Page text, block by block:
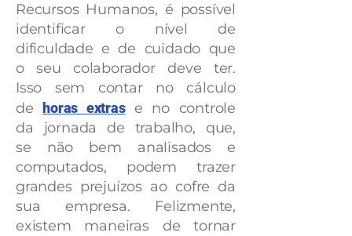
Recursos Humanos, é possível
identificar o nível de
dificuldade e de cuidado que
o seu colaborador deve ter.
Isso sem contar no cálculo
dehoras extrase no controle
da jornada de trabalho, que,
se não bem analisados e
computados, podem trazer
grandes prejuízos ao cofre da
sua empresa. Felizmente,
existem maneiras de tornar